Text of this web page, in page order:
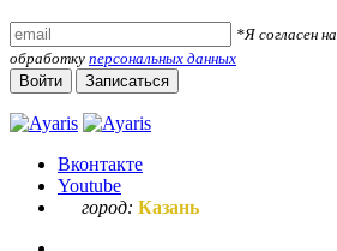
*Я согласен на
обработку персональных данных
Войти
Записаться
Вконтакте
Youtube
город: Казань